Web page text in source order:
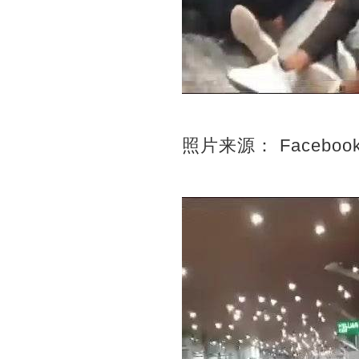
照片来源：